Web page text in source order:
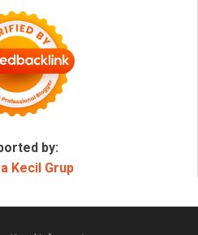
by:
Kecil Grup